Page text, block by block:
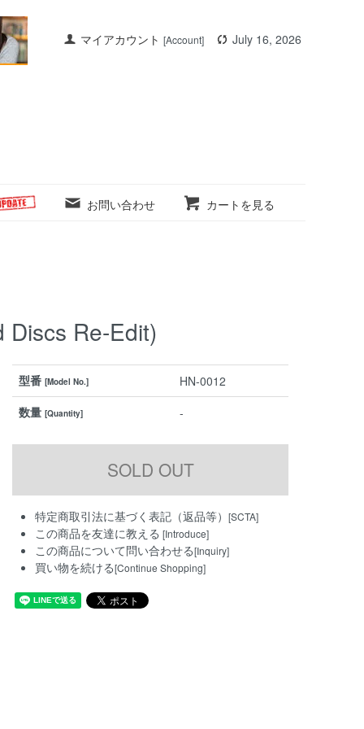
マイアカウント [Account] July 16, 2026
お問い合わせ カートを見る
Discs Re-Edit)
型番[Model No.]
HN-0012
数量[Quantity] -
特定商取引法に基づく表記（返品等）[SCTA]
この商品を友達に教える [Introduce]
この商品について問い合わせる[Inquiry]
買い物を続ける[Continue Shopping]